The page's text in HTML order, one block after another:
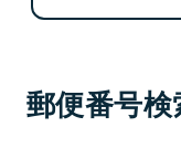
郵便番号